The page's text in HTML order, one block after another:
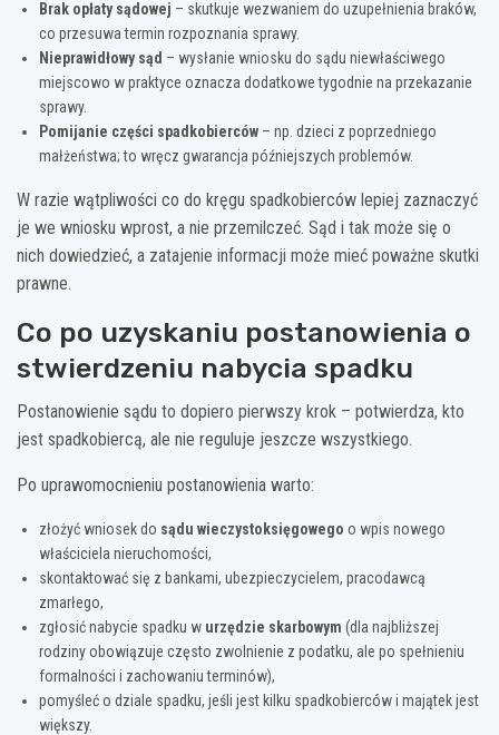
Brak opłaty sądowej – skutkuje wezwaniem do uzupełnienia braków,
co przesuwa termin rozpoznania sprawy.
Nieprawidłowy sąd – wysłanie wniosku do sądu niewłaściwego
miejscowo w praktyce oznacza dodatkowe tygodnie na przekazanie
sprawy.
Pomijanie części spadkobierców – np. dzieci z poprzedniego
małżeństwa; to wręcz gwarancja późniejszych problemów.
W razie wątpliwości co do kręgu spadkobierców lepiej zaznaczyć
je we wniosku wprost, a nie przemilczeć. Sąd i tak może się o
nich dowiedzieć, a zatajenie informacji może mieć poważne skutki
prawne.
Co po uzyskaniu postanowienia o
stwierdzeniu nabycia spadku
Postanowienie sądu to dopiero pierwszy krok – potwierdza, kto
jest spadkobiercą, ale nie reguluje jeszcze wszystkiego.
Po uprawomocnieniu postanowienia warto:
złożyć wniosek do sądu wieczystoksięgowego o wpis nowego
właściciela nieruchomości,
skontaktować się z bankami, ubezpieczycielem, pracodawcą
zmarłego,
zgłosić nabycie spadku w urzędzie skarbowym (dla najbliższej
rodziny obowiązuje często zwolnienie z podatku, ale po spełnieniu
formalności i zachowaniu terminów),
pomyśleć o dziale spadku, jeśli jest kilku spadkobierców i majątek jest
większy.